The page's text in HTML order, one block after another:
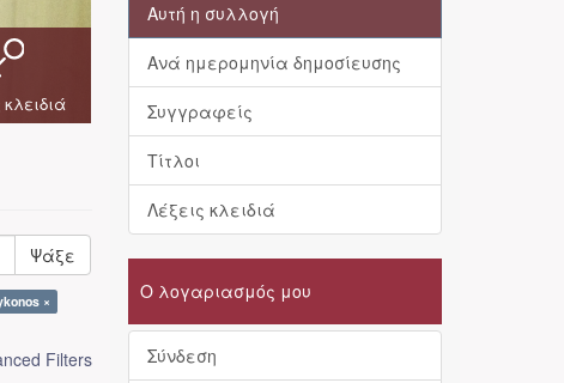
Ψάξε
×
Filters
Αυτή η συλλογή
Ανά ημερομηνία δημοσίευσης
Συγγραφείς
Τίτλοι
Λέξεις κλειδιά
Ο λογαριασμός μου
Σύνδεση